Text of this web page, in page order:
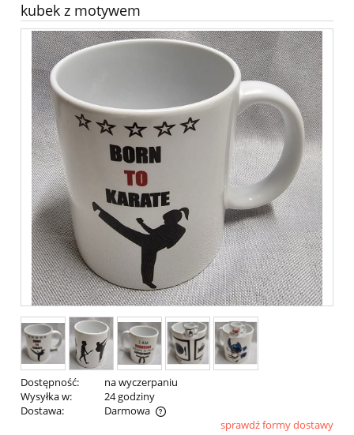
kubek z motywem
Dostępność:
na wyczerpaniu
Wysyłka w:
24 godziny
Dostawa:
Darmowa
Cena nie zawiera ewentualnych kosztów płatnościsprawdź formy dostawy